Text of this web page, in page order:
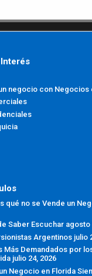
negocio con Negocios
qué no se Vende un
Saber Escuchar agosto
Argentinos julio
Más Demandados por
julio 24, 2026
Negocio en Florida